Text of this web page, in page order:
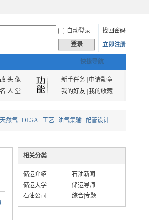
自动登录
找回密码
登录 立即注册
快捷导航
改 头 像 新手任务|
申请勋章
名 人 堂 我的好友| 我的收藏
然气 OLGA 工艺 油气集输 配管设计
相关分类
储运介绍
石油新闻
储运大学
储运导师
石油公司
综合|专题